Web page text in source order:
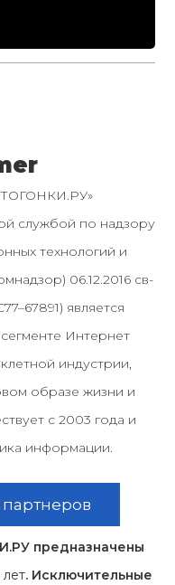
службой по надзору
технологий и
06.12.2016 св-
является
Интернет
индустрии,
образе жизни и
с 2003 года и
информации.
предназначены
. Исключительные